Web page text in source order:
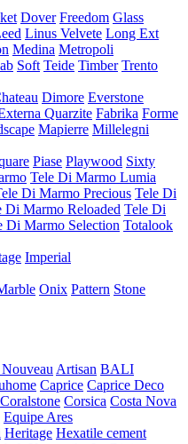
Dover Freedom Glass
Linus Velvete Long Ext
Medina Metropoli
Soft Teide Timber Trento
Dimore Everstone
Quarzite Fabrika Forme
Mapierre Millelegni
Piase Playwood Sixty
Tele Di Marmo Lumia
Di Marmo Precious Tele Di
Di Marmo Reloaded Tele Di
Di Marmo Selection Totalook
Imperial
Onix Pattern Stone
Artisan BALI
Caprice Caprice Deco
Coralstone Corsica Costa Nova
Equipe Ares
Heritage Hexatile cement